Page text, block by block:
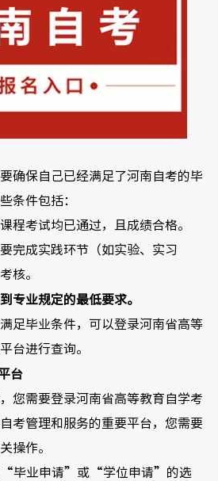
确保自己已经满足了河南自考的毕
条件包括：
程考试均已通过，且成绩合格。
完成实践环节（如实验、实习
核。
专业规定的最低要求。
足毕业条件，可以登录河南省高等
台进行查询。
台
您需要登录河南省高等教育自学考
考管理和服务的重要平台，您需要
操作。
“毕业申请”或“学位申请”的选